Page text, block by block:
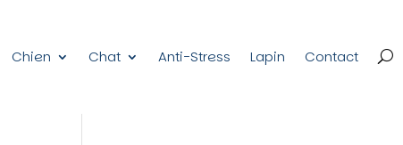
Chien Chat Anti-Stress Lapin Contact